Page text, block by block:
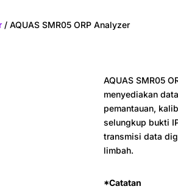
/ AQUAS SMR05 ORP Analyzer
AQUAS SMR05
menyediakan
pemantauan,
selungkup bukti
transmisi data
limbah.
*Catatan